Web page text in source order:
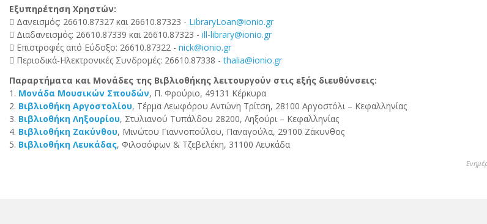
Εξυπηρέτηση Χρηστών:
 Δανεισμός: 26610.87327 και 26610.87323 - LibraryLoan@ionio.gr
 Διαδανεισμός: 26610.87339 και 26610.87323 - ill-library@ionio.gr
 Επιστροφές από Εύδοξο: 26610.87322 - nick@ionio.gr
 Περιοδικά-Ηλεκτρονικές Συνδρομές: 26610.87338 -thalia@ionio.gr
Παραρτήματα και Μονάδες της Βιβλιοθήκης λειτουργούν στις εξής διευθύνσεις:
1. Μονάδα Μουσικών Σπουδών, Π. Φρούριο, 49131 Κέρκυρα
2. Βιβλιοθήκη Αργοστολίου, Τέρμα Λεωφόρου Αντώνη Τρίτση, 28100 Αργοστόλι – Κεφαλληνίας
3. Βιβλιοθήκη Ληξουρίου, Στυλιανού Τυπάλδου 28200, Ληξούρι – Κεφαλληνίας
4. Βιβλιοθήκη Ζακύνθου, Μινώτου Γιαννοπούλου, Παναγούλα, 29100 Ζάκυνθος
5. Βιβλιοθήκη Λευκάδας, Φιλοσόφων & Τζεβελέκη, 31100 Λευκάδα